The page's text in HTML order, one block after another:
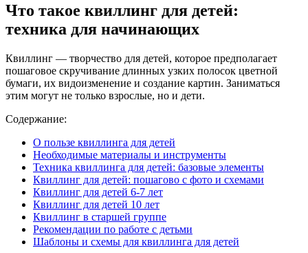
Что такое квиллинг для детей:
техника для начинающих
Квиллинг — творчество для детей, которое предполагает
пошаговое скручивание длинных узких полосок цветной
бумаги, их видоизменение и создание картин. Заниматься
этим могут не только взрослые, но и дети.
Содержание:
О пользе квиллинга для детей
Необходимые материалы и инструменты
Техника квиллинга для детей: базовые элементы
Квиллинг для детей: пошагово с фото и схемами
Квиллинг для детей 6-7 лет
Квиллинг для детей 10 лет
Квиллинг в старшей группе
Рекомендации по работе с детьми
Шаблоны и схемы для квиллинга для детей